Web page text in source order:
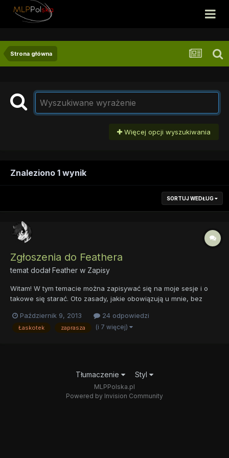
Strona główna
Więcej opcji wyszukiwania
Znaleziono 1 wynik
SORTUJ WEDŁUG
Zgłoszenia do Feathera
temat dodałFeather w Zapisy
Witam! W tym temacie można zapisywać się na moje sesje i o
takowe się starać. Oto zasady, jakie obowiązują u mnie, bez
I FUNKCJONOWANIA MG I. Po wyrażeniu chęci udziału w sesji,
wymagam utworzenia karty postaci (w której budowie liczy si...
Październik 9, 2013 24 odpowiedzi
Łaskotek zaprasza (i 7 więcej)
Tłumaczenie Styl
MLPPolska.pl
Powered by Invision Community